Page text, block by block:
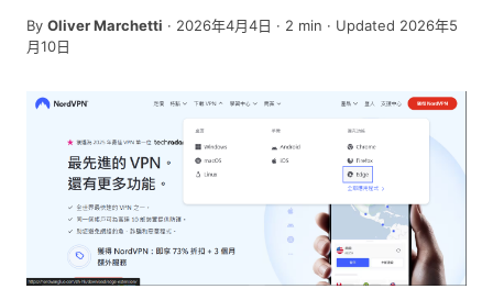
By Oliver Marchetti · 2026年4月4日 · 2 min · Updated 2026年5
月10日